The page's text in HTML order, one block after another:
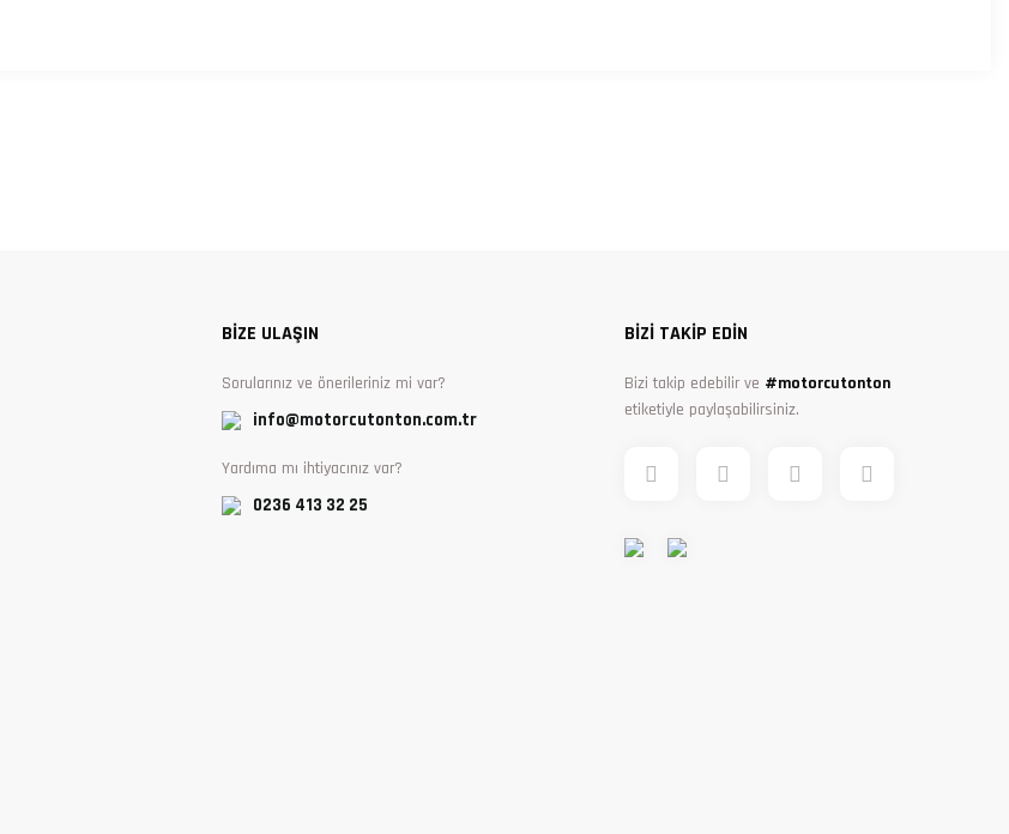
BİZE ULAŞIN
Sorularınız ve önerileriniz mi var?
info@motorcutonton.com.tr
Yardıma mı ihtiyacınız var?
0236 413 32 25
BİZİ TAKİP EDİN
Bizi takip edebilir ve #motorcutonton
etiketiyle paylaşabilirsiniz.